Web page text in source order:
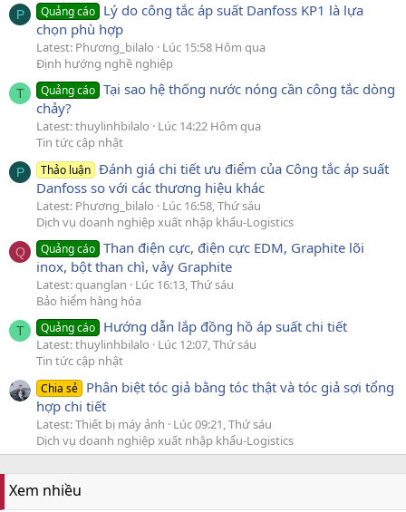
P Quảng cáo Lý do công tắc áp suất Danfoss KP1 là lựa
chọn phù hợp
Latest: Phương_bilalo
Lúc 15:58 Hôm qua
Định hướng nghề nghiệp
T Quảng cáo Tại sao hệ thống nước nóng cần công tắc dòng
chảy?
Latest: thuylinhbilalo
Lúc 14:22 Hôm qua
Tin tức cập nhật
P Thảo luận Đánh giá chi tiết ưu điểm của Công tắc áp suất
Danfoss so với các thương hiệu khác
Latest: Phương_bilalo
Lúc 16:58, Thứ sáu
Dịch vụ doanh nghiệp xuất nhập khẩu-Logistics
Q Quảng cáo Than điện cực, điện cực EDM, Graphite lõi
inox, bột than chì, vảy Graphite
Latest: quanglan
Lúc 16:13, Thứ sáu
Bảo hiểm hàng hóa
T Quảng cáo Hướng dẫn lắp đồng hồ áp suất chi tiết
Latest: thuylinhbilalo
Lúc 12:07, Thứ sáu
Tin tức cập nhật
Chia sẻ Phân biệt tóc giả bằng tóc thật và tóc giả sợi tổng
hợp chi tiết
Latest: Thiết bị máy ảnh
Lúc 09:21, Thứ sáu
Dịch vụ doanh nghiệp xuất nhập khẩu-Logistics
Xem nhiều